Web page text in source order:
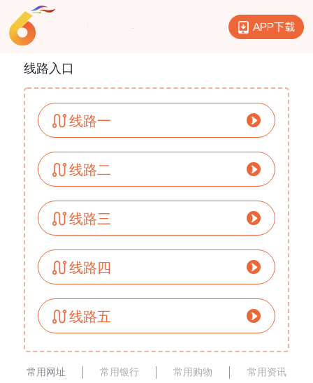
线路入口
线路一
线路二
线路三
线路四
线路五
常用网址 常用银行 常用购物 常用资讯